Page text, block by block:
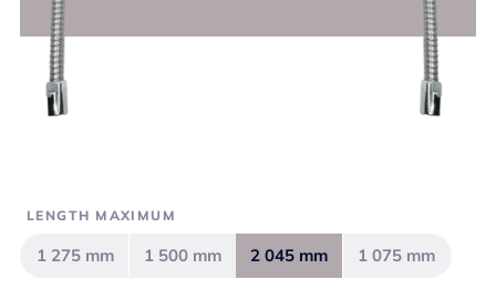
LENGTH MAXIMUM
1 275 mm 1 500 mm 2 045 mm 1 075 mm